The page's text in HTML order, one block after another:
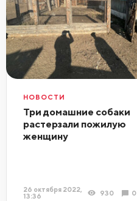
НОВОСТИ
Три домашние собаки
растерзали пожилую
женщину
26 октября 2022,
13:36
930 0